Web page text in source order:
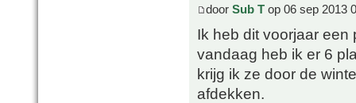
door Sub T op 06 sep 2013
Ik heb dit voorjaar een
vandaag heb ik er 6
krijg ik ze door de
afdekken.